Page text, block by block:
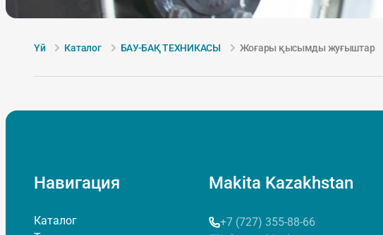
Үй Каталог БАУ-БАҚ ТЕХНИКАСЫ Жоғары қысымды жуғыштар
Навигация
Каталог
Makita Kazakhstan
+7 (727) 355-88-66